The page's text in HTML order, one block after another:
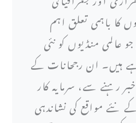
کا باہمی تعلق اہم
عالمی منڈیوں کو نئی
ان رجحانات کے
رہنے سے، سرمایہ کار
نئے مواقع کی نشاندہی